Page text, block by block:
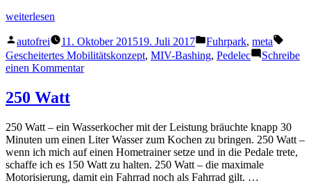
„5
weiterlesen
Veröffentlicht
von
autofrei 11. Oktober 201519. Juli 2017
Veröffentlicht
in
Fuhrpark, meta
Gescheitertes Mobilitätskonzept, MIV-Bashing, Pedelec
Schreibe
einen Kommentarzu
250 Watt
250 Watt – ein Wasserkocher mit der Leistung bräuchte knapp 30
Minuten um einen Liter Wasser zum Kochen zu bringen. 250 Watt –
wenn ich mich auf einen Hometrainer setze und in die Pedale trete,
schaffe ich es 150 Watt zu halten. 250 Watt – die maximale
Motorisierung, damit ein Fahrrad noch als Fahrrad gilt. …